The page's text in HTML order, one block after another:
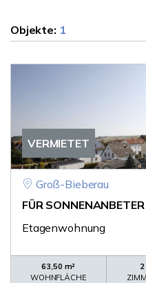
Objekte: 1
VERMIETET
Groß-Bieberau
FÜR SONNENANBETER
Etagenwohnung
63,50 m²
WOHNFLÄCHE
2